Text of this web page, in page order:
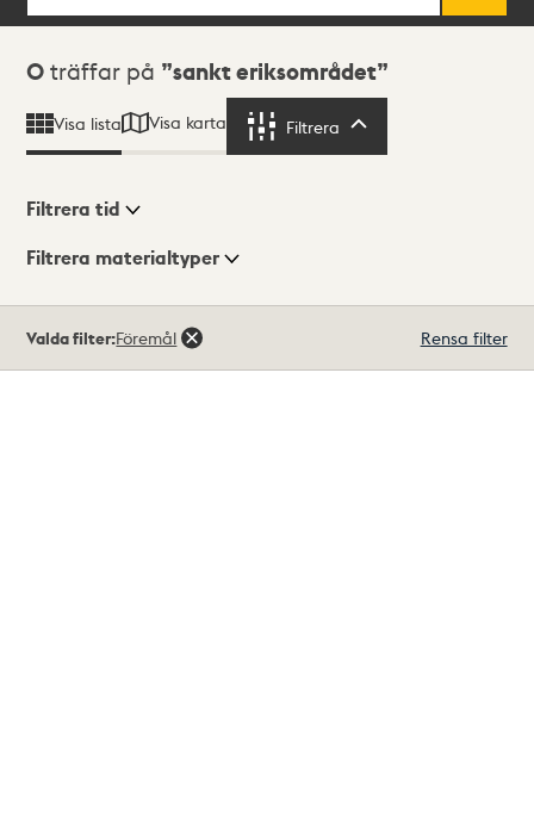
Sökresultat
0 träffar på sankt eriksområdet
Visa lista Visa karta Filtrera
Visningsläge
Filtrera tid
Filtrera materialtyper
träffar
Valda filter:Föremål Rensa filter